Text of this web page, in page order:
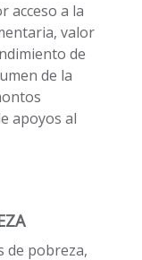
acceso a la
valor
de
de la
apoyos al
de pobreza,